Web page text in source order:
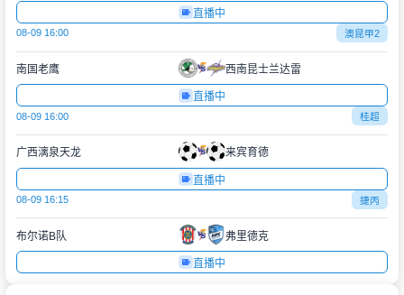
直播中
08-09 16:00 澳昆甲2
南国老鹰 西南昆士兰达雷
直播中
08-09 16:00 桂超
广西漓泉天龙 来宾育德
直播中
08-09 16:15 捷丙
布尔诺B队 弗里德克
直播中